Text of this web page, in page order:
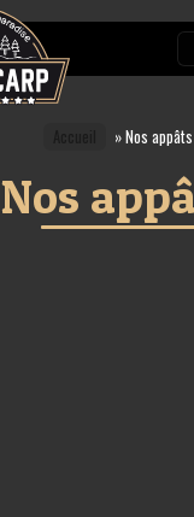
»Nos appâts
Nos